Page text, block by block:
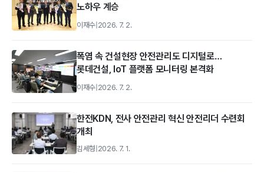
노하우 계승
이재수|2026. 7. 2.
폭염 속 건설현장 안전관리도 디지털로…
롯데건설, IoT 플랫폼 모니터링 본격화
이재수 2026. 7. 2.
한전KDN, 전사 안전관리 혁신 안전리더 수련회
개최
김세형 2026. 7. 1.